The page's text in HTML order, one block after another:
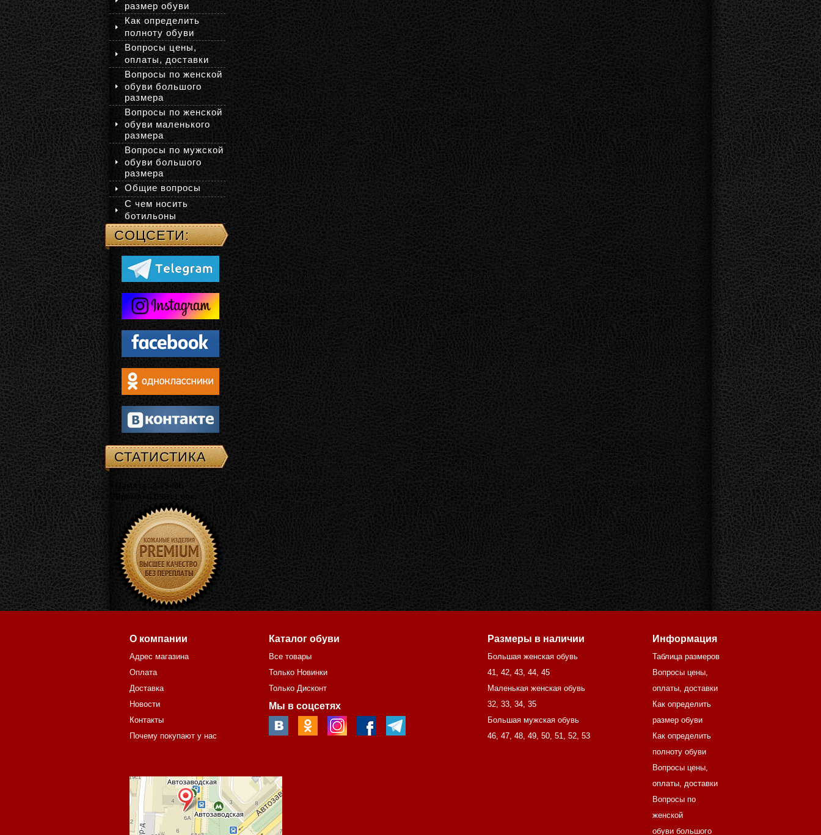
размер обуви
Как определить
полноту обуви
Вопросы цены,
оплаты, доставки
Вопросы по женской
обуви большого
размера
Вопросы по женской
обуви маленького
размера
Вопросы по мужской
обуви большого
размера
Общие вопросы
С чем носить
ботильоны
СОЦСЕТИ:
СТАТИСТИКА
Память: 3.75 Mb
Время: 0.03811 сек.
О компании
Адрес магазина
Оплата
Доставка
Новости
Контакты
Почему покупают у нас
Каталог обуви
Все товары
Только Новинки
Только Дисконт
Мы в соцсетях
Размеры в наличии
Большая женская обувь
41, 42, 43, 44, 45
Маленькая женская обувь
32, 33, 34, 35
Большая мужская обувь
46, 47, 48, 49, 50, 51, 52, 53
Информация
Таблица размеров
Вопросы цены,
оплаты, доставки
Как определить
размер обуви
Как определить
полноту обуви
Вопросы цены,
оплаты, доставки
Вопросы по
женской
обуви большого